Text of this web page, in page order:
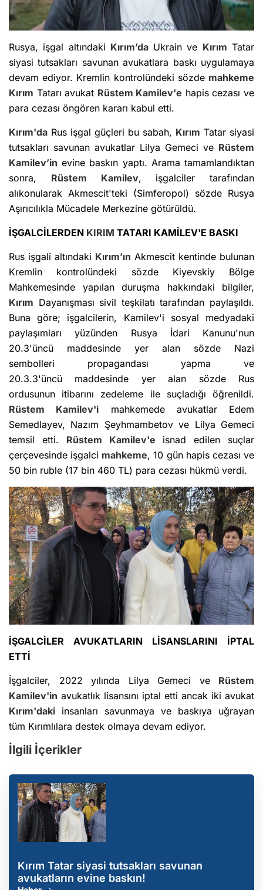
Rusya, işgal altındaki Kırım’daUkrain ve Kırım Tatar
siyasi tutsakları savunan avukatlara baskı uygulamaya
devam ediyor. Kremlin kontrolündeki sözde mahkeme
Kırım Tatarı avukat Rüstem Kamilev'e hapis cezası ve
para cezası öngören kararı kabul etti.
Kırım'da Rus işgal güçleri bu sabah, Kırım Tatar siyasi
tutsakları savunan avukatlar Lilya Gemeci ve Rüstem
Kamilev’in evine baskın yaptı. Arama tamamlandıktan
sonra, Rüstem Kamilev, işgalciler tarafından
alıkonularak Akmescit'teki (Simferopol) sözde Rusya
Aşırıcılıkla Mücadele Merkezine götürüldü.
İŞGALCİLERDEN KIRIM TATARI KAMİLEV'E BASKI
Rus işgali altındaki Kırım’ın Akmescit kentinde bulunan
Kremlin kontrolündeki sözde Kiyevskiy Bölge
Mahkemesinde yapılan duruşma hakkındaki bilgiler,
Kırım Dayanışması sivil teşkilatı tarafından paylaşıldı.
Buna göre; işgalcilerin, Kamilev'i sosyal medyadaki
paylaşımları yüzünden Rusya İdari Kanunu'nun
20.3'üncü maddesinde yer alan sözde Nazi
sembolleri propagandası yapma ve
20.3.3'üncü maddesinde yer alan sözde Rus
ordusunun itibarını zedeleme ile suçladığı öğrenildi.
Rüstem Kamilev'i mahkemede avukatlar Edem
Semedlayev, Nazım Şeyhmambetov ve Lilya Gemeci
temsil etti. Rüstem Kamilev'e isnad edilen suçlar
çerçevesinde işgalci mahkeme, 10 gün hapis cezası ve
50 bin ruble (17 bin 460 TL) para cezası hükmü verdi.
İŞGALCİLER AVUKATLARIN LİSANSLARINI İPTAL
ETTİ
İşgalciler, 2022 yılında Lilya Gemeci ve Rüstem
Kamilev'in avukatlık lisansını iptal etti ancak iki avukat
Kırım'daki insanları savunmaya ve baskıya uğrayan
tüm Kırımlılara destek olmaya devam ediyor.
İlgili İçerikler
Kırım Tatar siyasi tutsakları savunan
avukatların evine baskın!